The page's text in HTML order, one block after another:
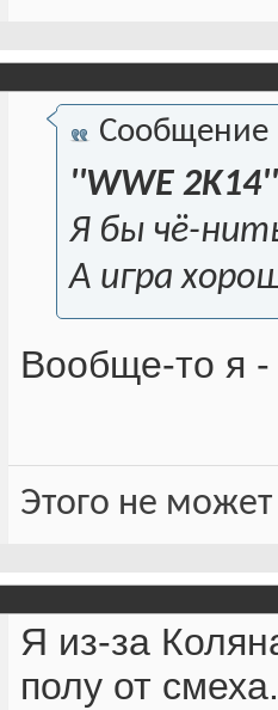
Сообщение
''WWE 2K14''
Я бы чё-
А игра
Вообще-то я
Этого не
Я из-за
полу от